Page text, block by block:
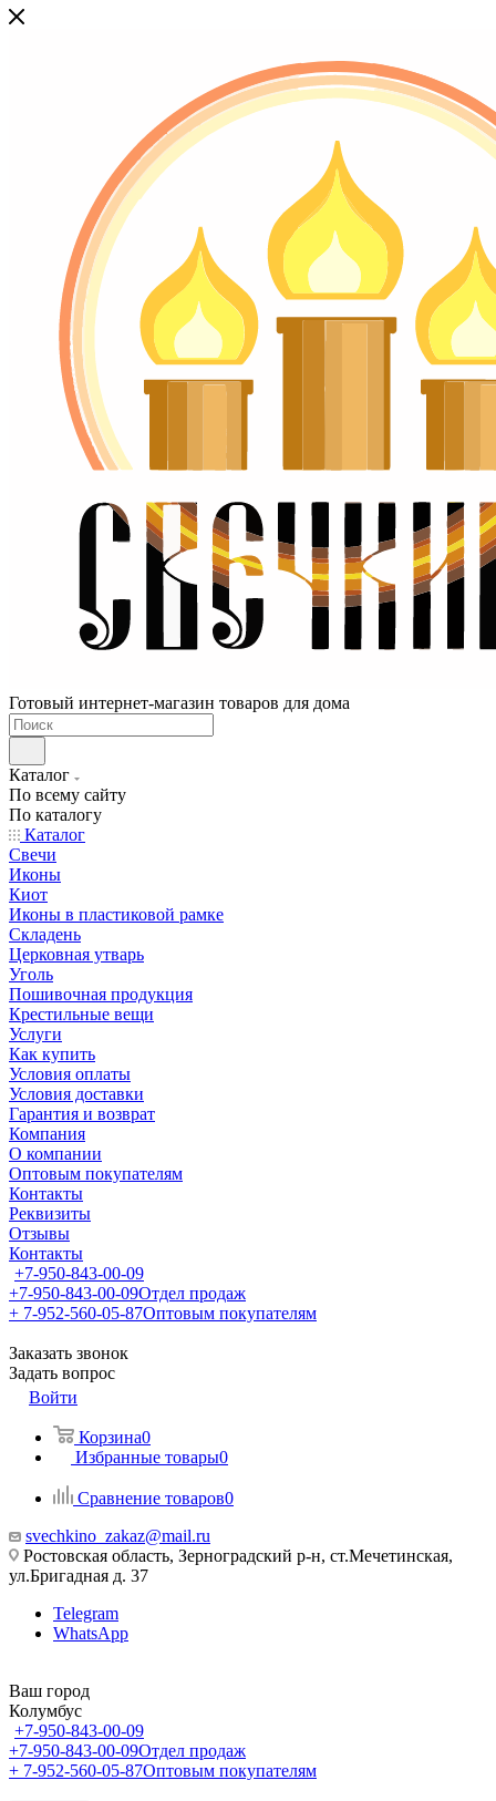
Готовый интернет-магазин товаров для дома
Каталог
По всему сайту
По каталогу
Каталог
Свечи
Иконы
Киот
Иконы в пластиковой рамке
Складень
Церковная утварь
Уголь
Пошивочная продукция
Крестильные вещи
Услуги
Как купить
Условия оплаты
Условия доставки
Гарантия и возврат
Компания
О компании
Оптовым покупателям
Контакты
Реквизиты
Отзывы
Контакты
+7-950-843-00-09
+7-950-843-00-09Отдел продаж
+ 7-952-560-05-87Оптовым покупателям
Заказать звонок
Задать вопрос
Войти
Корзина0
Избранные товары0
Сравнение товаров0
svechkino_zakaz@mail.ru
Ростовская область, Зерноградский р-н, ст.Мечетинская,
ул.Бригадная д. 37
Telegram
WhatsApp
Ваш город
Колумбус
+7-950-843-00-09
+7-950-843-00-09Отдел продаж
+ 7-952-560-05-87Оптовым покупателям